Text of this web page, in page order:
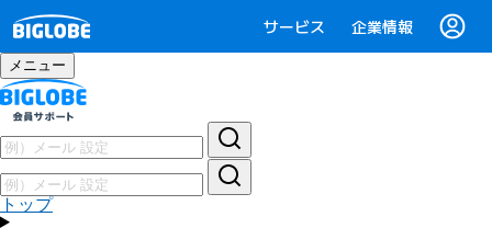
サービス 企業情報
メニュー
トップ